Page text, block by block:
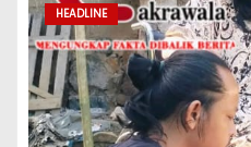
HEADLINE